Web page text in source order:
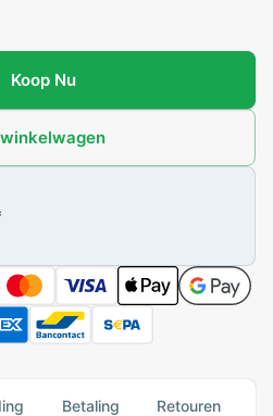
Koop Nu
Betaling Retouren